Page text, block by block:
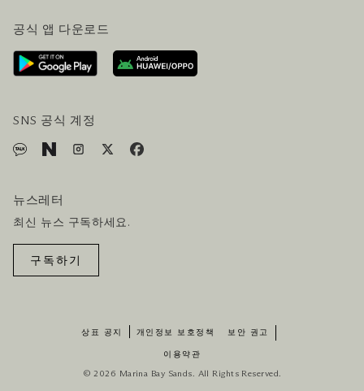
문의하기
방문 계획
오시는길
방문객 서비스
공식 앱 다운로드
SNS 공식 계정
뉴스레터
최신 뉴스 구독하세요.
구독하기
상표 공지 개인정보 보호정책 보안 권고
이용약관
© 2026 Marina Bay Sands. All Rights Reserved.